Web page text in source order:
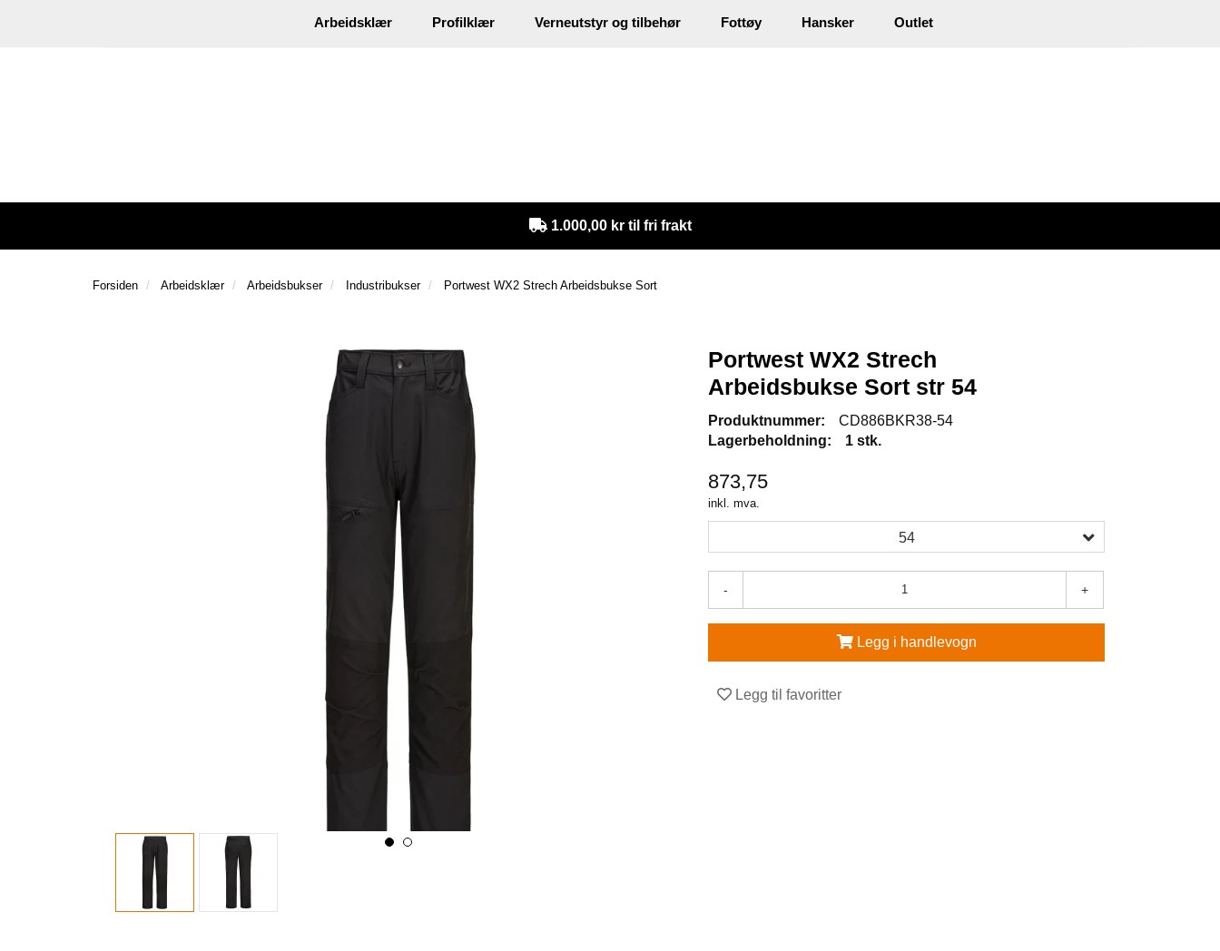
inkl. mva. Min side
Arbeidsklær Profilklær Verneutstyr og tilbehør Fottøy Hansker Outlet
1.000,00 kr til fri frakt
Forsiden Arbeidsklær Arbeidsbukser Industribukser Portwest WX2 Strech Arbeidsbukse Sort
Portwest WX2 Strech
Arbeidsbukse Sort str 54
Produktnummer:
CD886BKR38-54
Lagerbeholdning:
1 stk.
873,75
inkl. mva.
54
- +
Legg i handlevogn
Legg til favoritter